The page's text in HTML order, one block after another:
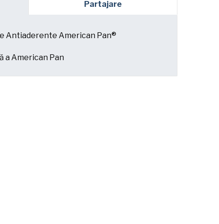
Partajare
Antiaderente American Pan®
a American Pan